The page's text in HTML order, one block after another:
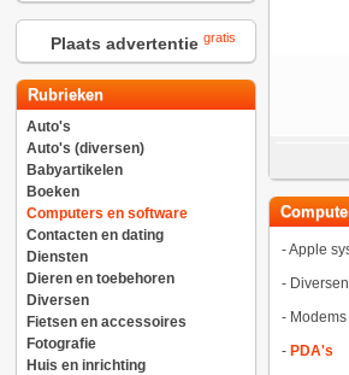
Plaats advertentie gratis
Rubrieken
Auto's
Auto's (diversen)
Babyartikelen
Boeken
Computers en software
Contacten en dating
Diensten
Dieren en toebehoren
Diversen
Fietsen en accessoires
Fotografie
Huis en inrichting
-Apple
- Diversen
- Modems
- PDA's